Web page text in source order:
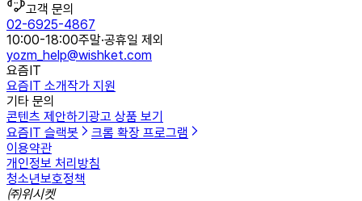
고객 문의
02-6925-4867
10:00-18:00주말·공휴일 제외
yozm_help@wishket.com
요즘IT
요즘IT 소개작가 지원
기타 문의
콘텐츠 제안하기광고 상품 보기
요즘IT 슬랙봇
크롬 확장 프로그램
이용약관
개인정보 처리방침
청소년보호정책
㈜위시켓